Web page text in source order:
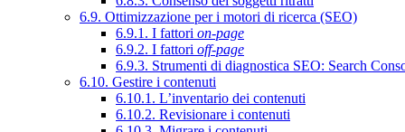
6.9. Ottimizzazione per i motori di ricerca (SEO)
6.9.1. I fattori on-page
6.9.2. I fattori off-page
6.9.3. Strumenti di diagnostica SEO: Search
6.10. Gestire i contenuti
6.10.1. L’inventario dei contenuti
6.10.2. Revisionare i contenuti